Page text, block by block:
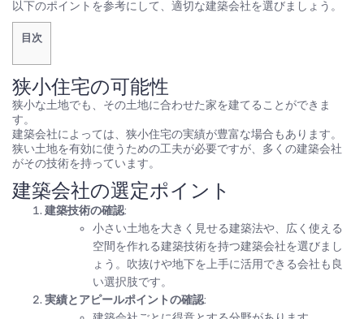
以下のポイントを参考にして、適切な建築会社を選びましょう。
目次
狭小住宅の可能性
狭小な土地でも、その土地に合わせた家を建てることができま
す。
建築会社によっては、狭小住宅の実績が豊富な場合もあります。
狭い土地を有効に使うための工夫が必要ですが、多くの建築会社
がその技術を持っています。
建築会社の選定ポイント
建築技術の確認:
小さい土地を大きく見せる建築法や、広く使える
空間を作れる建築技術を持つ建築会社を選びまし
ょう。吹抜けや地下を上手に活用できる会社も良
い選択肢です。
実績とアピールポイントの確認: